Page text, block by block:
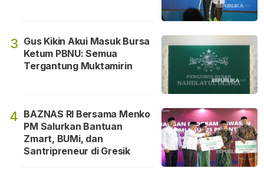
3 Gus Kikin Akui Masuk Bursa
Ketum PBNU: Semua
Tergantung Muktamirin
4 BAZNAS RI Bersama Menko
PM Salurkan Bantuan
Zmart, BUMi, dan
Santripreneur di Gresik